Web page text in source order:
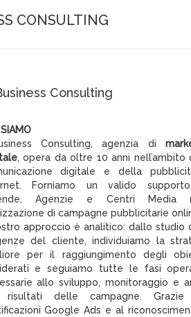
CONSULTING
Consulting
Consulting, agenzia di
, opera da oltre 10 anni nell’ambito
digitale e della
Forniamo un valido
Agenzie e Centri Media
di campagne pubblicitarie
approccio è analitico: dallo studio
del cliente, individuiamo la
per il raggiungimento degli
e seguiamo tutte le fasi
allo sviluppo, monitoraggio e
risultati delle campagne. Grazie
Google Ads e al